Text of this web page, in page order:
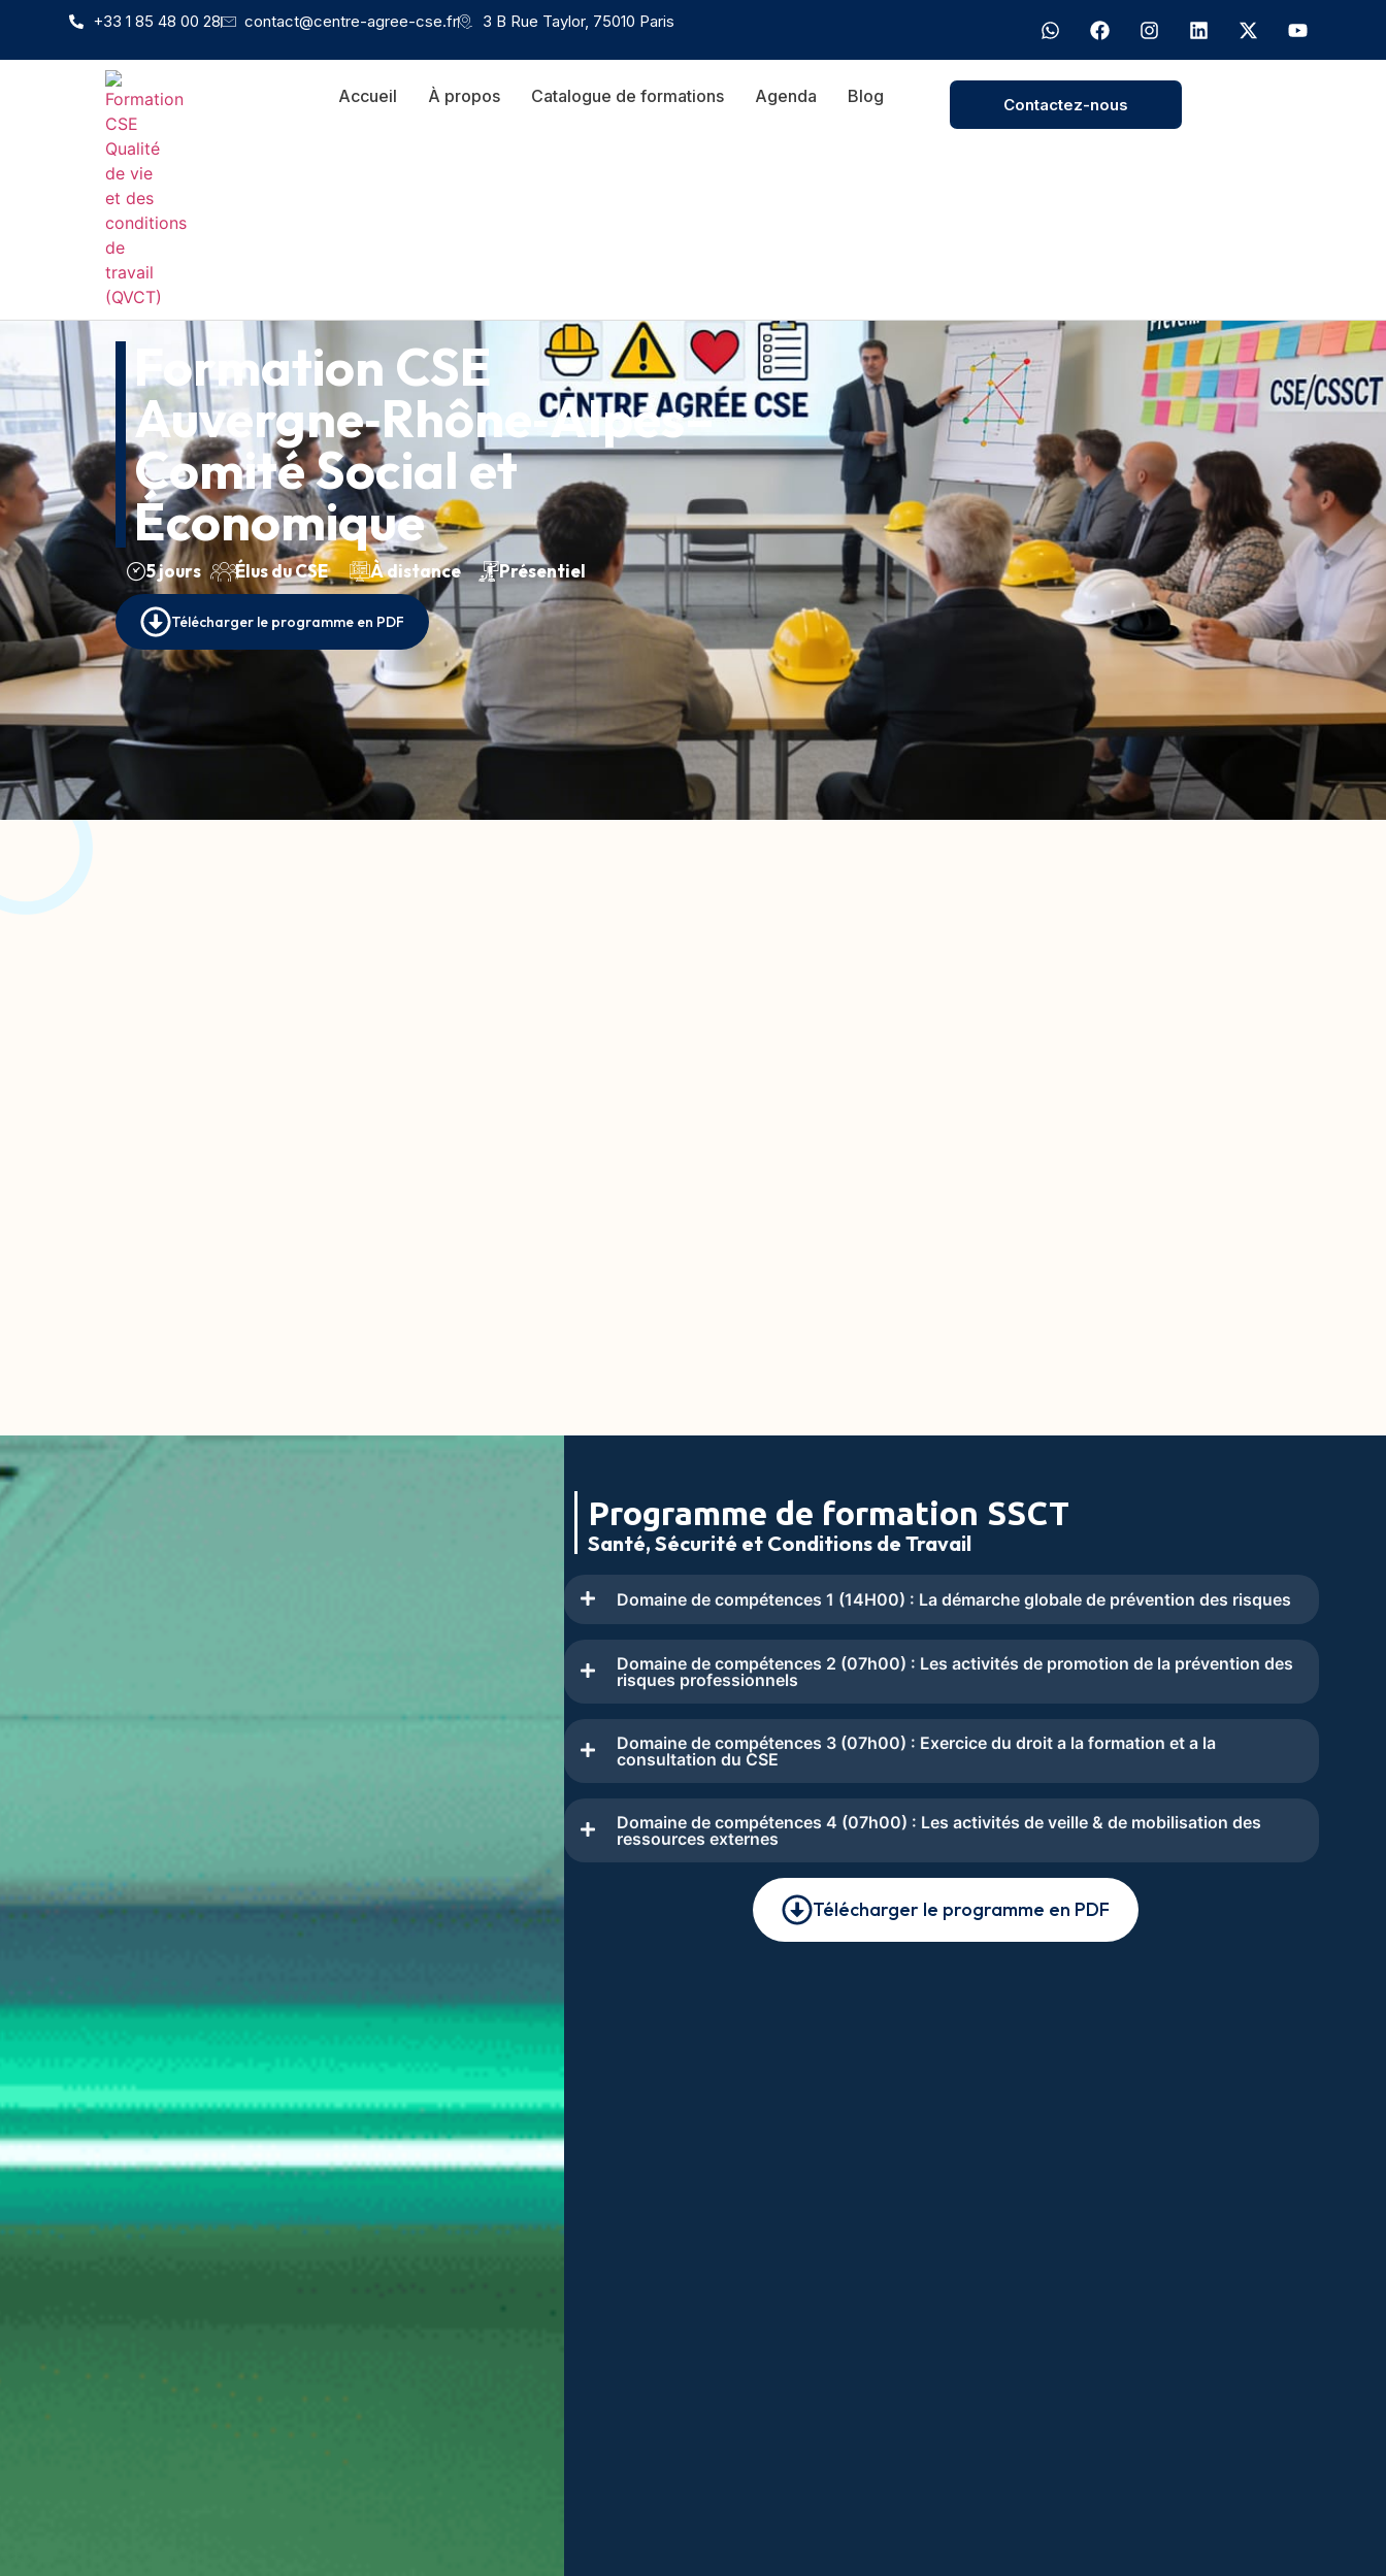
+33 1 85 48 00 28 contact@centre-agree-cse.fr 3 B Rue Taylor, 75010 Paris
Accueil À propos Catalogue de formations Agenda Blog Contactez-nous
Formation CSE
Auvergne‑Rhône‑Alpes–
Comité Social et
Économique
5 jours Élus du CSE À distance Présentiel
Télécharger le programme en PDF
Programme de formation SSCT
Santé, Sécurité et Conditions de Travail
Domaine de compétences 1 (14H00) : La démarche globale de prévention des risques
Domaine de compétences 2 (07h00) : Les activités de promotion de la prévention des
risques professionnels
Domaine de compétences 3 (07h00) : Exercice du droit a la formation et a la
consultation du CSE
Domaine de compétences 4 (07h00) : Les activités de veille & de mobilisation des
ressources externes
Télécharger le programme en PDF